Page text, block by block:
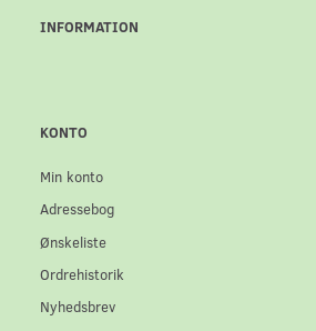
INFORMATION
KONTO
Min konto
Adressebog
Ønskeliste
Ordrehistorik
Nyhedsbrev